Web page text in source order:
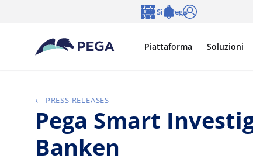
Vai direttamente al contenuto principale
Piattaforma Soluzioni
Siti Pega
PRESS RELEASES
Pega Smart
Banken